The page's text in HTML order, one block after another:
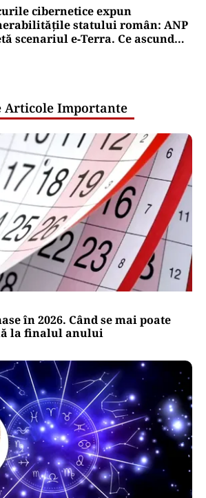
cibernetice expun
statului român: ANP
scenariul e‑Terra. Ce ascund
Articole Importante
în 2026. Când se mai poate
la finalul anului